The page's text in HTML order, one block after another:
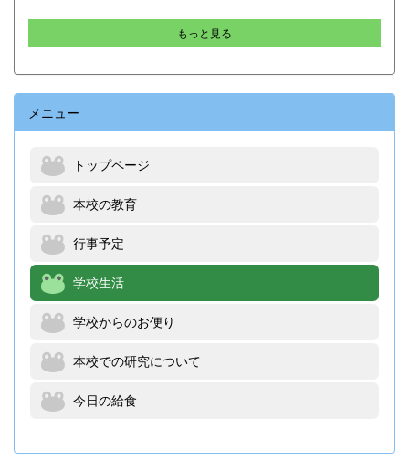
もっと見る
メニュー
トップページ
本校の教育
行事予定
学校生活
学校からのお便り
本校での研究について
今日の給食